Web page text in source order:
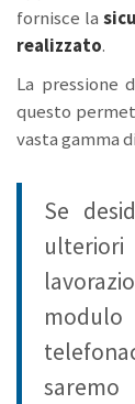
fornisce la
realizzato.
La pressione
questo
vasta gamma
Se